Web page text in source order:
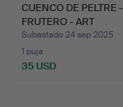
CUENCO DE PELTRE -
FRUTERO - ART
NOUVEAU.
Subastado 24 sep 2025
1 puja
35 USD